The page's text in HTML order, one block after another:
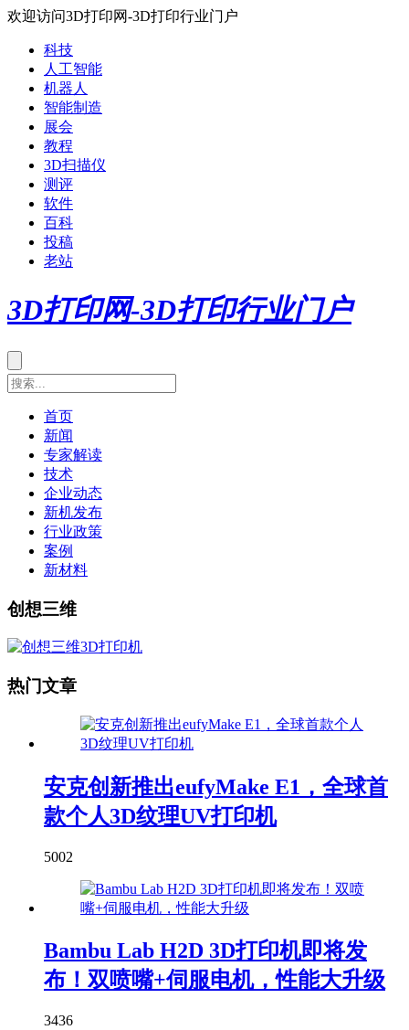
欢迎访问3D打印网-3D打印行业门户
科技
人工智能
机器人
智能制造
展会
教程
3D扫描仪
测评
软件
百科
投稿
老站
3D打印网-3D打印行业门户
首页
新闻
专家解读
技术
企业动态
新机发布
行业政策
案例
新材料
创想三维
热门文章
安克创新推出eufyMake E1，全球首
款个人3D纹理UV打印机
5002
Bambu Lab H2D 3D打印机即将发
布！双喷嘴+伺服电机，性能大升级
3436